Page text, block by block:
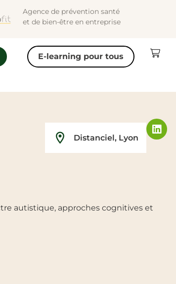
Agence de prévention santé
et de bien-être en entreprise
E-learning pour tous
Distanciel, Lyon
autistique, approches cognitives et